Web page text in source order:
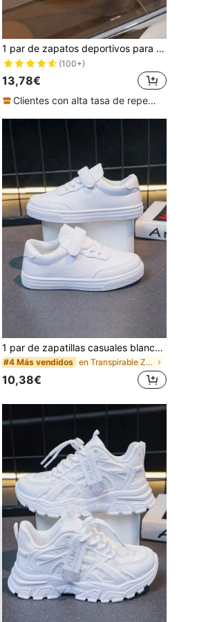
1 par de zapatos deportivos para niños de otoño nuevos, zapatos casuales de suela blanda, moda versátil y antideslizante para niñas con punta redonda para uso en exteriores
(100+)
13,78€
Clientes con alta tasa de repetición
1 par de zapatillas casuales blancas versátiles unisex, planas, con , cómodas y transpirables, ideales para estudiantes, zapatos deportivos de estilo campus, zapatos planos de unicolor
#4 Más vendidos en Transpirable Zapatillas para niños
10,38€